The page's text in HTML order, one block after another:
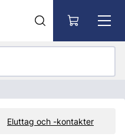
Eluttag och -kontakter